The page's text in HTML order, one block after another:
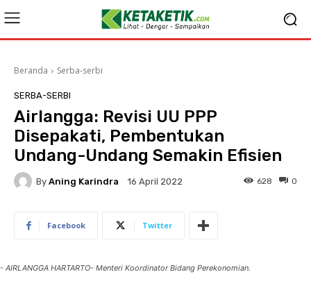
Beranda Serba-serbi
SERBA-SERBI
Airlangga: Revisi UU PPP
Disepakati, Pembentukan
Undang-Undang Semakin Efisien
By Aning Karindra 16 April 2022 0
628
Facebook Twitter
- AIRLANGGA HARTARTO- Menteri Koordinator Bidang Perekonomian.